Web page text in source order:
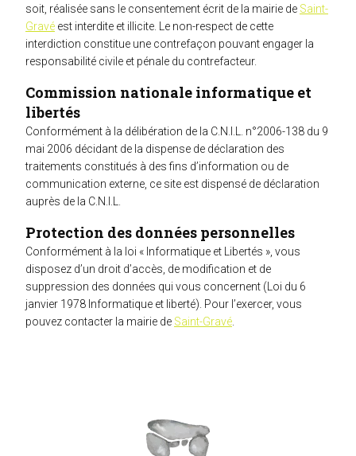
soit, réalisée sans le consentement écrit de la mairie de Saint-
Gravé est interdite et illicite. Le non-respect de cette
interdiction constitue une contrefaçon pouvant engager la
responsabilité civile et pénale du contrefacteur.
Commission nationale informatique et
libertés
Conformément à la délibération de la C.N.I.L. n°2006-138 du 9
mai 2006 décidant de la dispense de déclaration des
traitements constitués à des fins d’information ou de
communication externe, ce site est dispensé de déclaration
auprès de la C.N.I.L.
Protection des données personnelles
Conformément à la loi « Informatique et Libertés », vous
disposez d’un droit d’accès, de modification et de
suppression des données qui vous concernent (Loi du 6
janvier 1978 Informatique et liberté). Pour l’exercer, vous
pouvez contacter la mairie de Saint-Gravé